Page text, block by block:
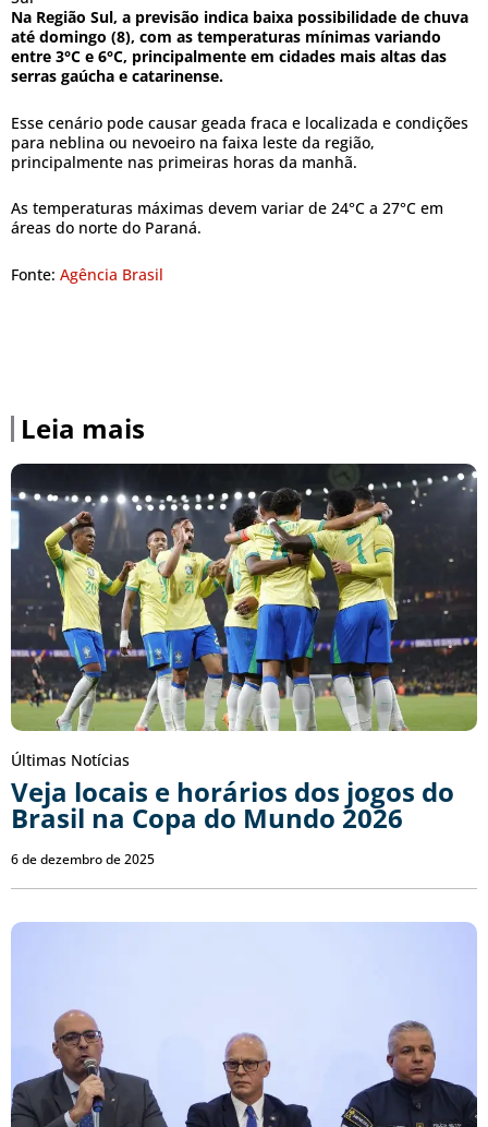
Na Região Sul, a previsão indica baixa possibilidade de chuva
até domingo (8), com as temperaturas mínimas variando
entre 3°C e 6°C, principalmente em cidades mais altas das
serras gaúcha e catarinense.
Esse cenário pode causar geada fraca e localizada e condições
para neblina ou nevoeiro na faixa leste da região,
principalmente nas primeiras horas da manhã.
As temperaturas máximas devem variar de 24°C a 27°C em
áreas do norte do Paraná.
Fonte: Agência Brasil
Leia mais
Últimas Notícias
Veja locais e horários dos jogos do
Brasil na Copa do Mundo 2026
6 de dezembro de 2025